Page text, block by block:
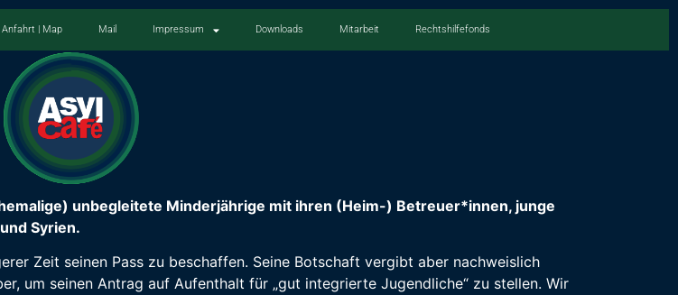
Anfahrt | Map Mail Impressum Downloads Mitarbeit Rechtshilfefonds
unbegleitete Minderjährige mit ihren (Heim-) Betreuer*innen, junge
Syrien.
Zeit seinen Pass zu beschaffen. Seine Botschaft vergibt aber nachweislich
um seinen Antrag auf Aufenthalt für „gut integrierte Jugendliche“ zu stellen. Wir